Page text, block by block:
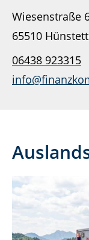
Wiesenstraße
65510
06438 923315